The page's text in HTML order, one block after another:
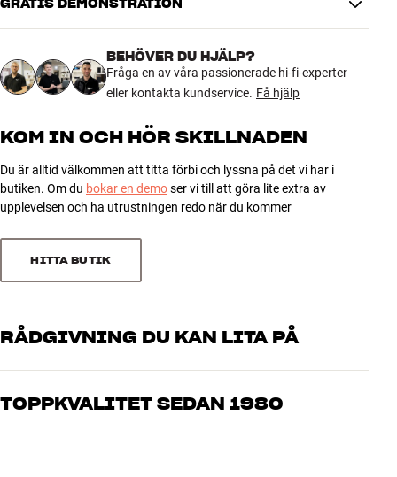
INSPIRATION
MÄRKEN
ERBJUDANDEN
Hitta Butik
Kundtjänst
Företag
GRATIS DEMONSTRATION
BEHÖVER DU HJÄLP?
Fråga en av våra passionerade hi-fi-experter
eller kontakta kundservice. Få hjälp
KOM IN OCH HÖR SKILLNADEN
Du är alltid välkommen att titta förbi och lyssna på det vi har i
butiken. Om du bokar en demoser vi till att göra lite extra av
upplevelsen och ha utrustningen redo när du kommer
HITTA BUTIK
RÅDGIVNING DU KAN LITA PÅ
Våra medarbetare är riktiga entusiaster som kan produkterna och
vad du drömmer om, så hjälper vi dig att hitta den lösning som
TOPPKVALITET SEDAN 1980